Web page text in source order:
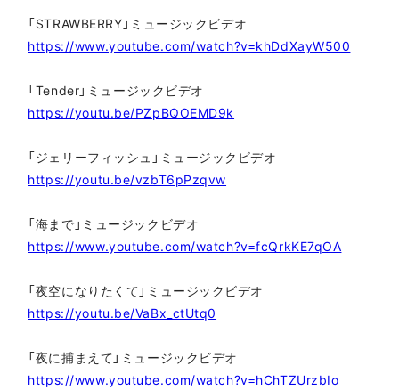
「STRAWBERRY」ミュージックビデオ
https://www.youtube.com/watch?v=khDdXayW500
「Tender」ミュージックビデオ
https://youtu.be/PZpBQOEMD9k
「ジェリーフィッシュ」ミュージックビデオ
https://youtu.be/vzbT6pPzqvw
「海まで」ミュージックビデオ
https://www.youtube.com/watch?v=fcQrkKE7qOA
「夜空になりたくて」ミュージックビデオ
https://youtu.be/VaBx_ctUtq0
「夜に捕まえて」ミュージックビデオ
https://www.youtube.com/watch?v=hChTZUrzbIo